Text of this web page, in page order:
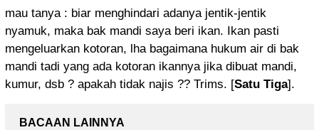
mau tanya : biar menghindari adanya jentik-jentik
nyamuk, maka bak mandi saya beri ikan. Ikan pasti
mengeluarkan kotoran, lha bagaimana hukum air di bak
mandi tadi yang ada kotoran ikannya jika dibuat mandi,
kumur, dsb ? apakah tidak najis ?? Trims. [Satu Tiga].
BACAAN LAINNYA